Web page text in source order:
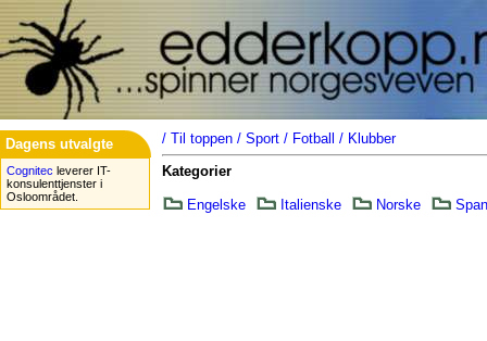
Dagens utvalgte
Cognitec leverer IT-
konsulenttjenster i
Osloområdet.
/ Til toppen / Sport / Fotball / Klubber
Kategorier
Engelske Italienske Norske